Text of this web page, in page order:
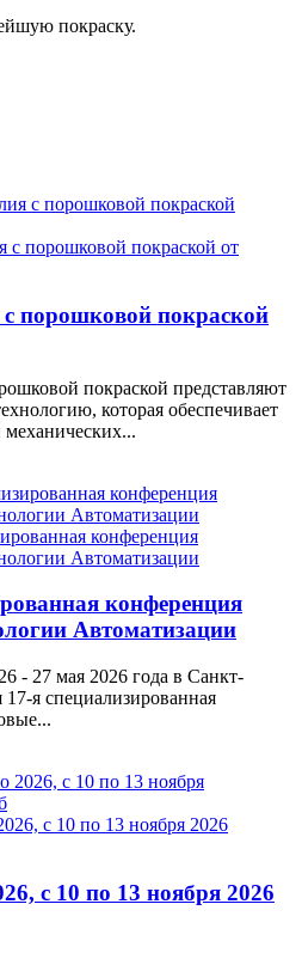
покраску.
с порошковой покраской от
порошковой покраской
покраской представляют
которая обеспечивает
конференция
Автоматизации
конференция
Автоматизации
мая 2026 года в Санкт-
17-я специализированная
с 10 по 13 ноября 2026
с 10 по 13 ноября 2026